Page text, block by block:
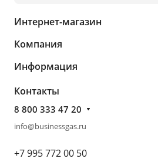
Интернет-магазин
Компания
Информация
Контакты
8 800 333 47 20
info@businessgas.ru
+7 995 772 00 50